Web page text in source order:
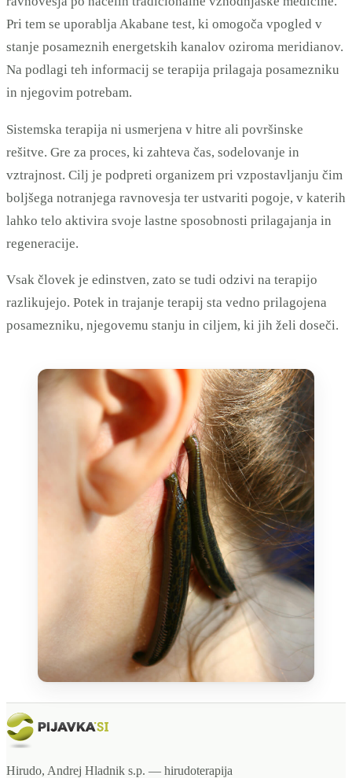
Pri tem se uporablja Akabane test, ki omogoča vpogled v
stanje posameznih energetskih kanalov oziroma meridianov.
Na podlagi teh informacij se terapija prilagaja posamezniku
in njegovim potrebam.
Sistemska terapija ni usmerjena v hitre ali površinske
rešitve. Gre za proces, ki zahteva čas, sodelovanje in
vztrajnost. Cilj je podpreti organizem pri vzpostavljanju čim
boljšega notranjega ravnovesja ter ustvariti pogoje, v katerih
lahko telo aktivira svoje lastne sposobnosti prilagajanja in
regeneracije.
Vsak človek je edinstven, zato se tudi odzivi na terapijo
razlikujejo. Potek in trajanje terapij sta vedno prilagojena
posamezniku, njegovemu stanju in ciljem, ki jih želi doseči.
Hirudo, Andrej Hladnik s.p. — hirudoterapija